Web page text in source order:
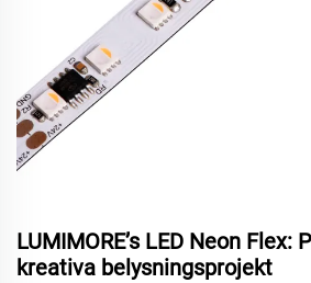
LUMIMORE’s LED Neon Flex:
kreativa belysningsprojekt